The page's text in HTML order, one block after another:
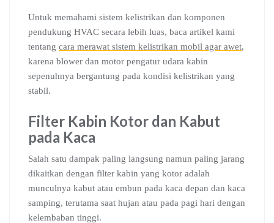
Untuk memahami sistem kelistrikan dan komponen
pendukung HVAC secara lebih luas, baca artikel kami
tentang cara merawat sistem kelistrikan mobil agar awet,
karena blower dan motor pengatur udara kabin
sepenuhnya bergantung pada kondisi kelistrikan yang
stabil.
Filter Kabin Kotor dan Kabut
pada Kaca
Salah satu dampak paling langsung namun paling jarang
dikaitkan dengan filter kabin yang kotor adalah
munculnya kabut atau embun pada kaca depan dan kaca
samping, terutama saat hujan atau pada pagi hari dengan
kelembaban tinggi.